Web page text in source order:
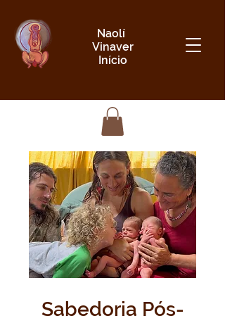
Naolí
Vinaver
Início
Sabedoria Pós-